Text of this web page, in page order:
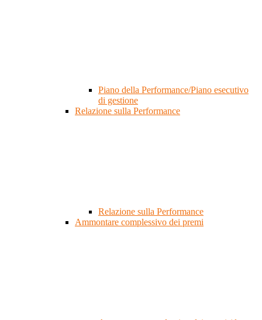
Piano della Performance/Piano esecutivo
di gestione
Relazione sulla Performance
Relazione sulla Performance
Ammontare complessivo dei premi